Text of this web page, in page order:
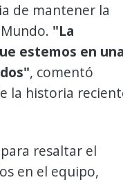
de mantener la
"La
estemos en
, comentó
la historia
resaltar el
en el equipo,